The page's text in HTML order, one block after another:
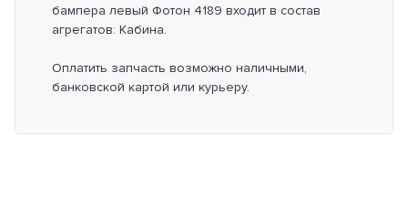
бампера левый Фотон 4189 входит в состав
агрегатов: Кабина.
Оплатить запчасть возможно наличными,
банковской картой или курьеру.